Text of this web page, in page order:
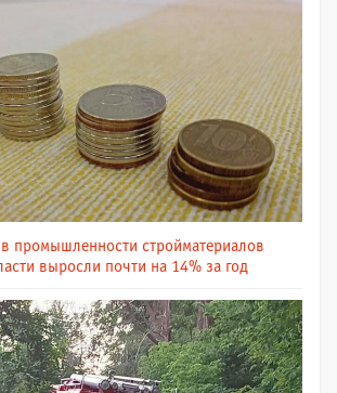
промышленности стройматериалов
выросли почти на 14% за год